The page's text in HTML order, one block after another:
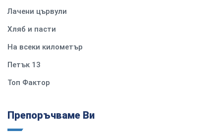
Лачени цървули
Хляб и пасти
На всеки километър
Петък 13
Топ Фактор
Препоръчваме Ви